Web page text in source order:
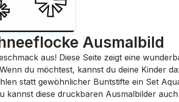
Ausmalbild
aus! Diese Seite zeigt eine
du möchtest, kannst du deine Kinder
statt gewöhnlicher Buntstifte ein Set
kannst diese druckbaren Ausmalbilder